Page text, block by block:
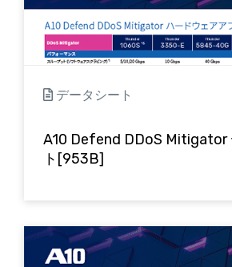
データシート
A10 Defend DDoS Mitigator
ト[953B]